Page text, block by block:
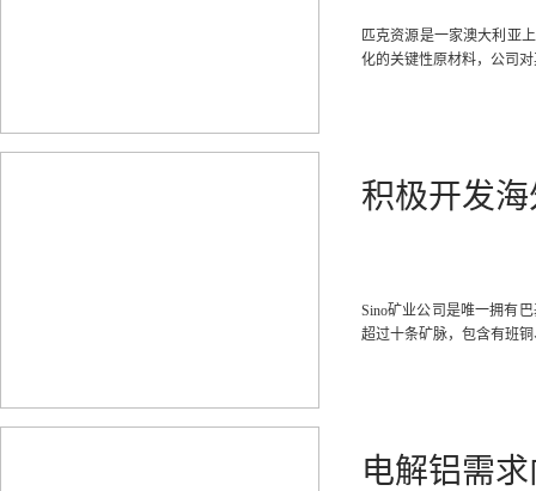
匹克资源是一家澳大利亚
化的关键性原材料，公司
积极开发
Sino矿业公司是唯一拥有
超过十条矿脉，包含有班
电解铝需